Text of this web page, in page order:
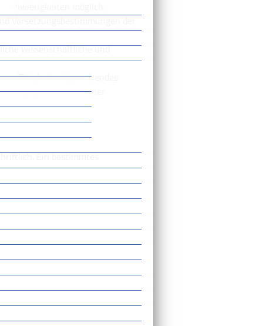
möglich.
Versetzungsbestimmungen der
wissenschaftliche und
Tätigkeit entsprechendes
Gegebenheiten einer
Ein bestimmtes
vertretungsberechtigten
Ablehnungsbescheid.